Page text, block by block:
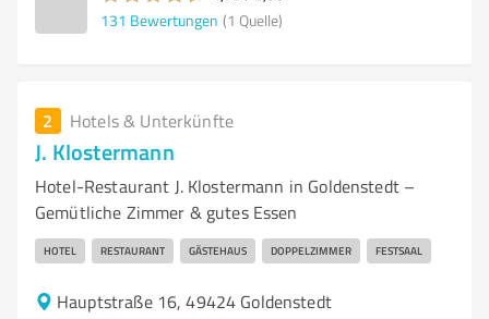
131 Bewertungen (1 Quelle)
2 Hotels & Unterkünfte
J. Klostermann
Hotel-Restaurant J. Klostermann in Goldenstedt –
Gemütliche Zimmer & gutes Essen
HOTEL RESTAURANT GÄSTEHAUS DOPPELZIMMER FESTSAAL
Hauptstraße 16, 49424 Goldenstedt